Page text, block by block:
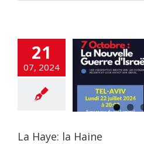
21
07, 2024
la Haine
Accords
Anti-
La Haye: la Haine